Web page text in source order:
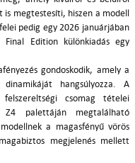
megtestesíti, hiszen a modell
pedig egy 2026 januárjában
Edition különkiadás egy
gondoskodik, amely a
hangsúlyozza. A
csomag tételei
palettáján megtalálható
a magasfényű vörös
megjelenés mellett